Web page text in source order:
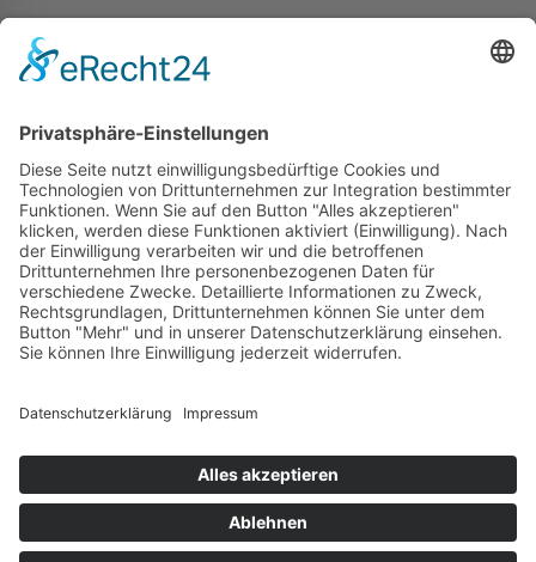
Susanne Steiger
Geschäfte
Newsletter
Kontakt
© 2026 JUWELIER STEIGER
VERTRAG WIDERRUFEN
PERFORMANCE BY ·GREITMANN